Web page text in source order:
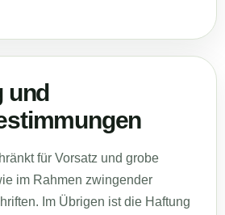
und
für Vorsatz und grobe
im Rahmen zwingender
Im Übrigen ist die Haftung